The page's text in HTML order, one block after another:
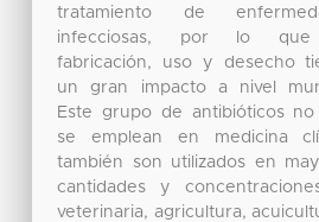
tratamiento de
infecciosas, por lo
fabricación, uso y desecho
un gran impacto a nivel
Este grupo de antibióticos no
se emplean en medicina
también son utilizados en
cantidades y
veterinaria, agricultura,